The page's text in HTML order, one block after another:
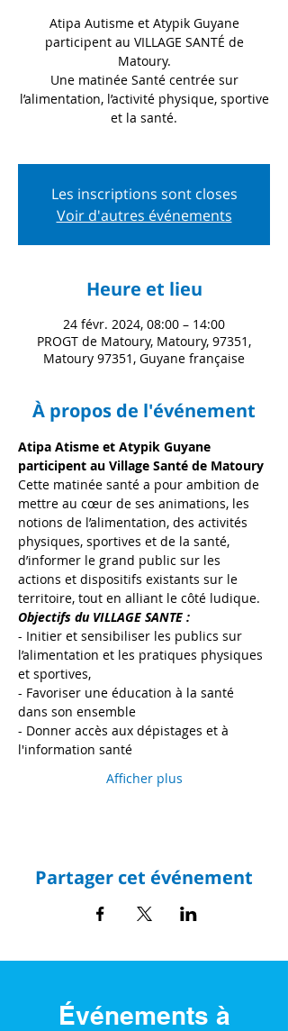
Atipa Autisme et Atypik Guyane
participent au VILLAGE SANTÉ de
Matoury.
Une matinée Santé centrée sur
l’alimentation, l’activité physique, sportive
et la santé.
Les inscriptions sont closes
Voir d'autres événements
Heure et lieu
24 févr. 2024, 08:00 – 14:00
PROGT de Matoury, Matoury, 97351,
Matoury 97351, Guyane française
À propos de l'événement
Atipa Atisme et Atypik Guyane
participent au Village Santé de Matoury
Cette matinée santé a pour ambition de
mettre au cœur de ses animations, les
notions de l’alimentation, des activités
physiques, sportives et de la santé,
d’informer le grand public sur les
actions et dispositifs existants sur le
territoire, tout en alliant le côté ludique.
Objectifs du VILLAGE SANTE :
- Initier et sensibiliser les publics sur
l’alimentation et les pratiques physiques
et sportives,
- Favoriser une éducation à la santé
dans son ensemble
- Donner accès aux dépistages et à
l'information santé
Afficher plus
Partager cet événement
Événements à